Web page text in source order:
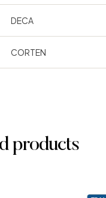
DECA
CORTEN
products